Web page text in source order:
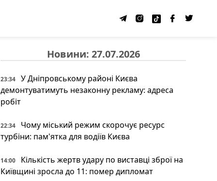
Новини: 27.07.2026
23:34
У Дніпровському районі Києва
демонтуватимуть незаконну рекламу: адреса
робіт
22:34
Чому міський режим скорочує ресурс
турбіни: пам'ятка для водіїв Києва
14:00
Кількість жертв удару по виставці зброї на
Київщині зросла до 11: помер дипломат